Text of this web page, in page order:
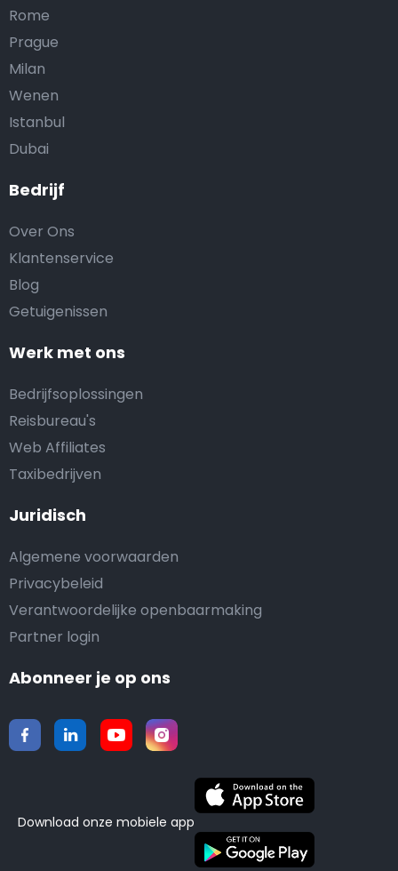
Bedrijf
Over Ons
Klantenservice
Blog
Getuigenissen
Werk met ons
Bedrijfsoplossingen
Reisbureau's
Web Affiliates
Taxibedrijven
Juridisch
Algemene voorwaarden
Privacybeleid
Verantwoordelijke openbaarmaking
Partner login
Rome
Prague
Milan
Wenen
Istanbul
Dubai
Abonneer je op ons
Download onze mobiele app